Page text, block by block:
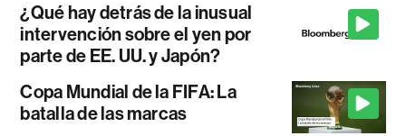
¿Qué hay detrás de la inusual
intervención sobre el yen por
parte de EE. UU. y Japón?
Copa Mundial de la FIFA: La
batalla de las marcas